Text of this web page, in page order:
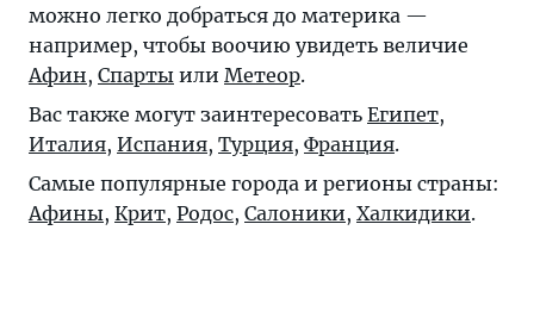
можно легко добраться до материка —
например, чтобы воочию увидеть величие
Афин, Спарты или Метеор.
Вас также могут заинтересовать Египет,
Италия, Испания, Турция, Франция.
Самые популярные города и регионы страны:
Афины, Крит, Родос, Салоники, Халкидики.